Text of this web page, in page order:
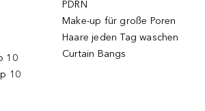
10
10
PDRN
Make-up für große Poren
Haare jeden Tag waschen
Curtain Bangs